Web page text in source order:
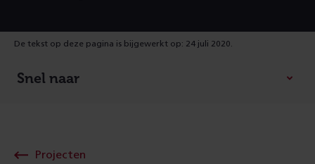
e
c
g
De tekst op deze pagina is bijgewerkt op: 24 juli 2020.
Snel naar
Projecten